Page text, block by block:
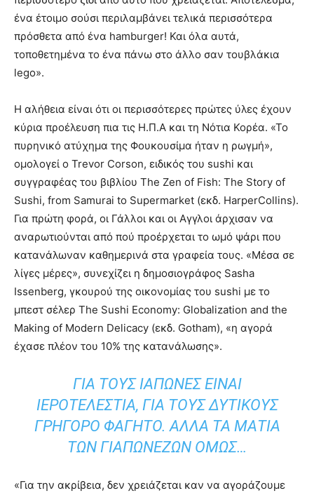
ένα έτοιμο σούσι περιλαμβάνει τελικά περισσότερα
πρόσθετα από ένα hamburger! Και όλα αυτά,
τοποθετημένα το ένα πάνω στο άλλο σαν τουβλάκια
lego».
Η αλήθεια είναι ότι οι περισσότερες πρώτες ύλες έχουν
κύρια προέλευση πια τις Η.Π.Α και τη Νότια Κορέα. «Το
πυρηνικό ατύχημα της Φουκουσίμα ήταν η ρωγμή»,
ομολογεί ο Trevor Corson, ειδικός του sushi και
συγγραφέας του βιβλίου The Zen of Fish: The Story of
Sushi, from Samurai to Supermarket (εκδ. ΗarperCollins).
Για πρώτη φορά, οι Γάλλοι και οι Αγγλοι άρχισαν να
αναρωτιούνται από πού προέρχεται το ωμό ψάρι που
κατανάλωναν καθημερινά στα γραφεία τους. «Μέσα σε
λίγες μέρες», συνεχίζει η δημοσιογράφος Sasha
Issenberg, γκουρού της οικονομίας του sushi με το
μπεστ σέλερ Τhe Sushi Economy: Globalization and the
Making of Modern Delicacy (εκδ. Gotham), «η αγορά
έχασε πλέον του 10% της κατανάλωσης».
ΓΙΑ ΤΟΥΣ ΙΆΠΩΝΕΣ ΕΊΝΑΙ
ΙΕΡΟΤΕΛΕΣΤΊΑ, ΓΙΑ ΤΟΥΣ ΔΥΤΙΚΟΎΣ
ΓΡΉΓΟΡΟ ΦΑΓΗΤΌ. ΆΛΛΑ ΤΑ ΜΆΤΙΑ
ΤΩΝ ΓΙΑΠΩΝΈΖΩΝ ΌΜΩΣ…
«Για την ακρίβεια, δεν χρειάζεται καν να αγοράζουμε